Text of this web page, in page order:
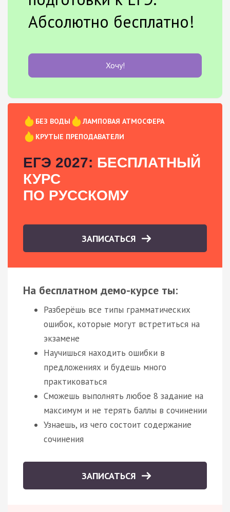
Абсолютно бесплатно!
Хочу!
БЕЗ ВОДЫ
ЛАМПОВАЯ АТМОСФЕРА
КРУТЫЕ ПРЕПОДАВАТЕЛИ
ЕГЭ 2027: БЕСПЛАТНЫЙ
КУРС
ПО РУССКОМУ
ЗАПИСАТЬСЯ
На бесплатном демо-курсе ты:
Разберёшь все типы грамматических
ошибок, которые могут встретиться на
экзамене
Научишься находить ошибки в
предложениях и будешь много
практиковаться
Сможешь выполнять любое 8 задание на
максимум и не терять баллы в сочинении
Узнаешь, из чего состоит содержание
сочинения
ЗАПИСАТЬСЯ